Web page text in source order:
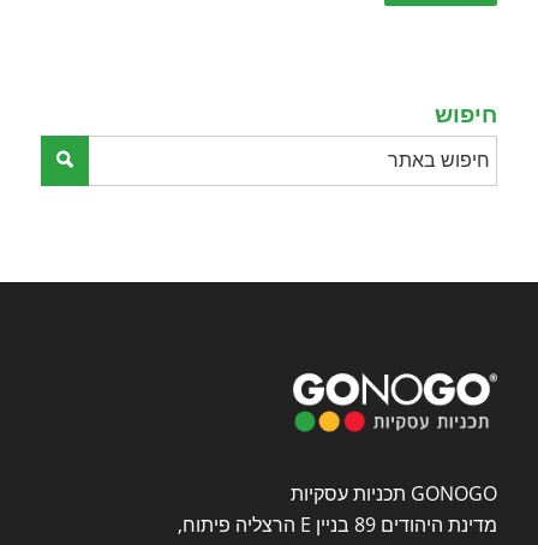
חיפוש
GONOGO תכניות עסקיות
מדינת היהודים 89 בניין E הרצליה פיתוח,